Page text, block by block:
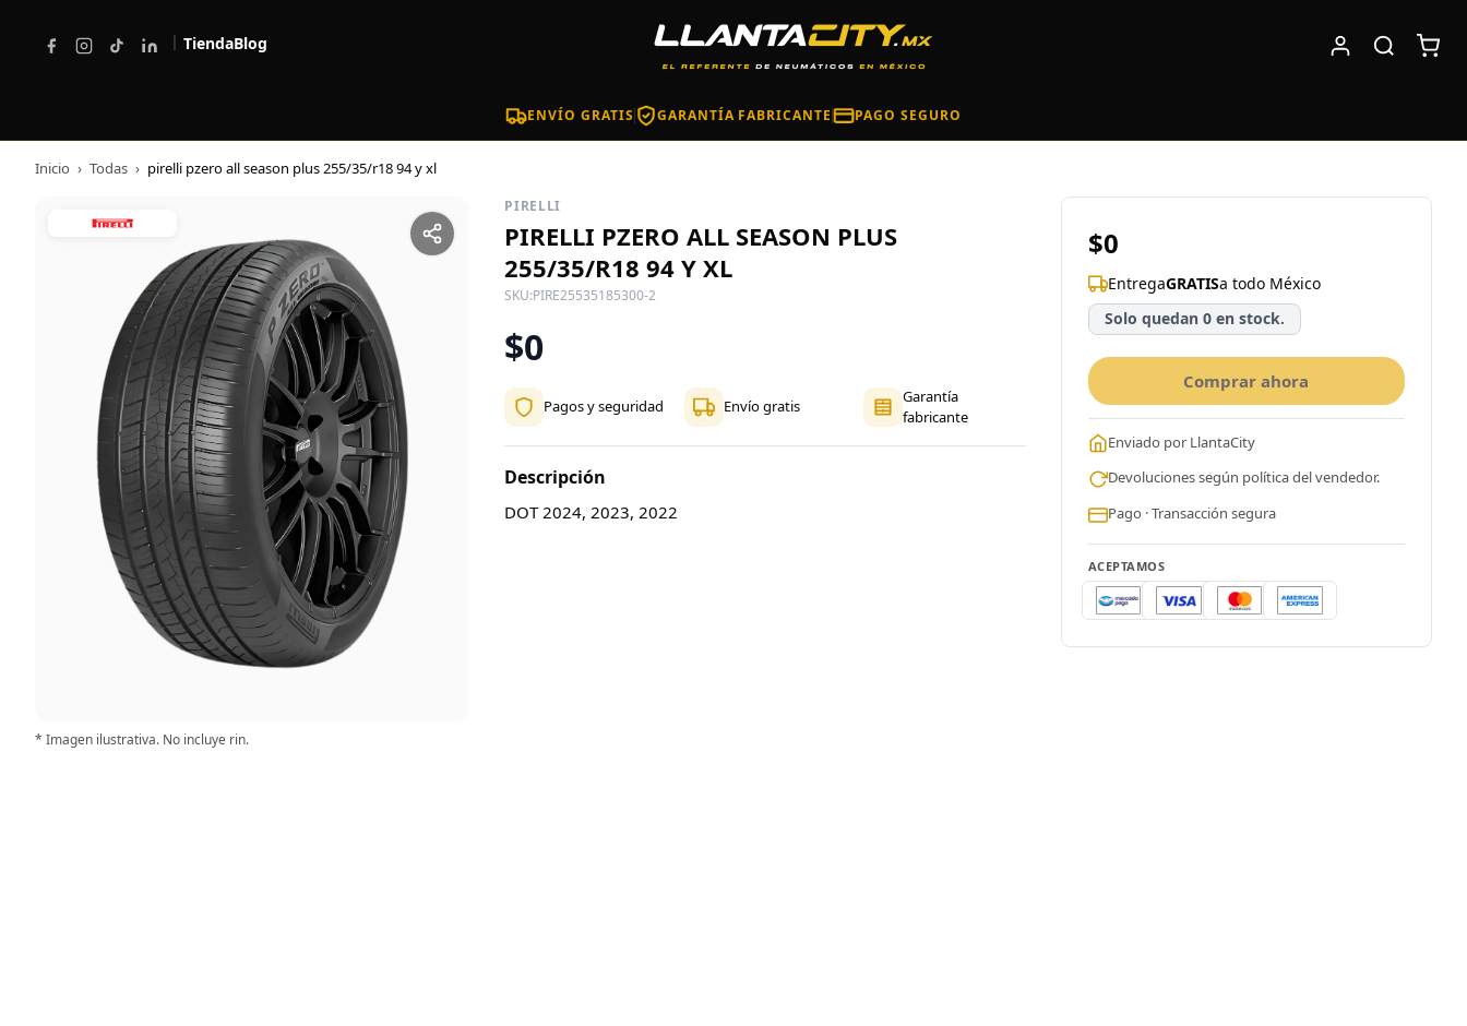
| TiendaBlog
ENVÍO GRATIS GARANTÍA FABRICANTE PAGO SEGURO
Inicio › Todas › pirelli pzero all season plus 255/35/r18 94 y xl
* Imagen ilustrativa. No incluye rin.
PIRELLI
PIRELLI PZERO ALL SEASON PLUS
255/35/R18 94 Y XL
SKU:PIRE25535185300-2
$0
Pagos y seguridad Envío gratis
Garantía
fabricante
Descripción
DOT 2024, 2023, 2022
$0
EntregaGRATISa todo México
Solo quedan 0 en stock.
Comprar ahora
Enviado por LlantaCity
Devoluciones según política del vendedor.
Pago · Transacción segura
ACEPTAMOS